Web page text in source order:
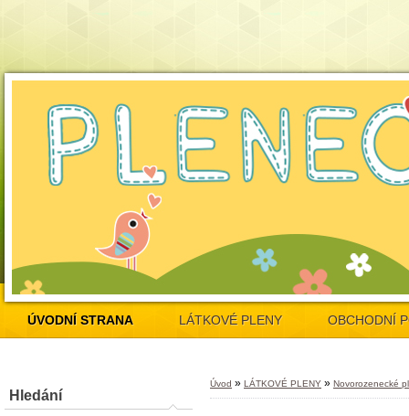
ÚVODNÍ STRANA LÁTKOVÉ PLENY OBCHODNÍ
Hledání
Úvod » LÁTKOVÉ PLENY » Novorozenecké